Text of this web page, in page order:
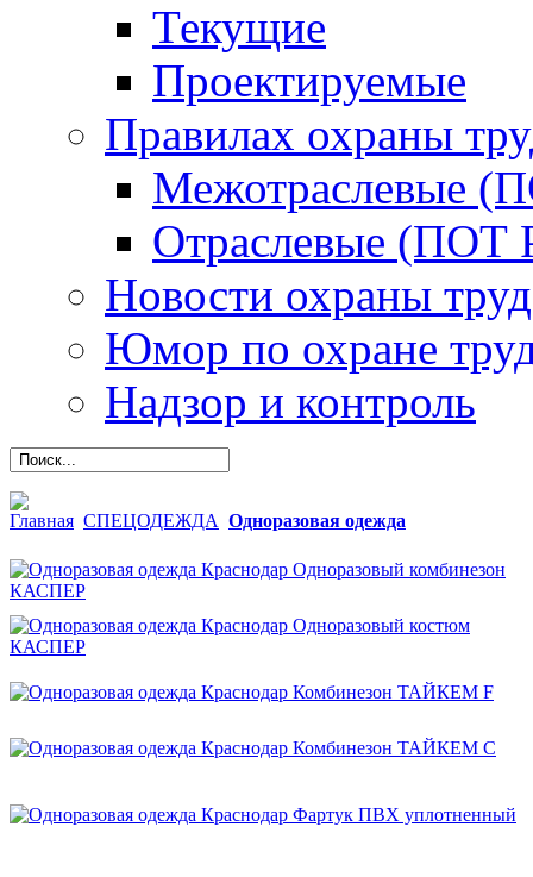
Текущие
Проектируемые
Правилах охраны
Межотраслевые
Отраслевые (ПОТ
Новости охраны
Юмор по охране
Надзор и контроль
Главная СПЕЦОДЕЖДА Одноразовая одежда